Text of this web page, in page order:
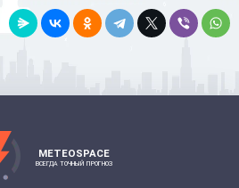
METEOSPACE
ВСЕГДА ТОЧНЫЙ ПРОГНОЗ